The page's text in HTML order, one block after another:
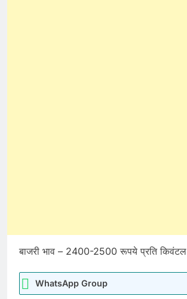
बाजरी भाव – 2400-2500 रूपये प्रति किवंटल
WhatsApp Group